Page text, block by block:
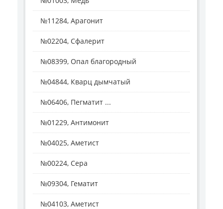
№11284, Арагонит
№02204, Сфалерит
№08399, Опал благородный
№04844, Кварц дымчатый
№06406, Пегматит ...
№01229, Антимонит
№04025, Аметист
№00224, Сера
№09304, Гематит
№04103, Аметист